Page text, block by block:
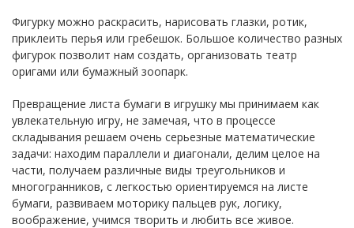
Фигурку можно раскрасить, нарисовать глазки, ротик,
приклеить перья или гребешок. Большое количество разных
фигурок позволит нам создать, организовать театр
оригами или бумажный зоопарк.
Превращение листа бумаги в игрушку мы принимаем как
увлекательную игру, не замечая, что в процессе
складывания решаем очень серьезные математические
задачи: находим параллели и диагонали, делим целое на
части, получаем различные виды треугольников и
многогранников, с легкостью ориентируемся на листе
бумаги, развиваем моторику пальцев рук, логику,
воображение, учимся творить и любить все живое.